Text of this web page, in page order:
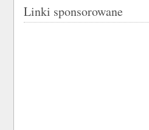
Linki sponsorowane